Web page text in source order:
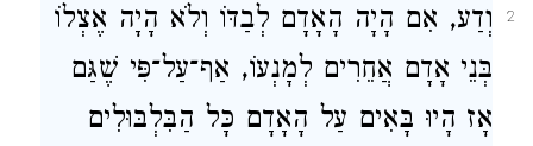
2
וְדַע, אִם הָיָה הָאָדָם לְבַדּוֹ וְלֹא הָיָה אֶצְלוֹ
בְּנֵי אָדָם אֲחֵרִים לְמָנְעוֹ, אַף־עַל־פִּי שֶׁגַּם
אָז הָיוּ בָּאִים עַל הָאָדָם כָּל הַבִּלְבּוּלִים